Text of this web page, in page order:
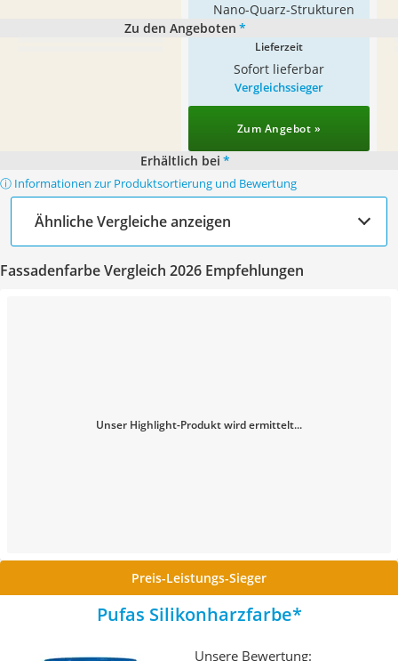
Nano-Quarz-Strukturen
Zu den Angeboten *
Lieferzeit
Sofort lieferbar
Vergleichssieger
Zum Angebot »
Erhältlich bei *
ⓘ Informationen zur Produktsortierung und Bewertung
Ähnliche Vergleiche anzeigen
Fassadenfarbe Vergleich 2026 Empfehlungen
Unser Highlight-Produkt wird ermittelt...
Preis-Leistungs-Sieger
Pufas Silikonharzfarbe
Unsere Bewertung: